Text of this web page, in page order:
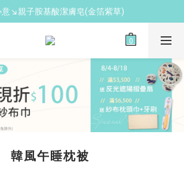
新手爸媽必備↘育兒懶人包
意↘親子胺基酸潔膚皂(金箔紫草)
新手爸媽必備↘育兒懶人包
韓風午睡枕被